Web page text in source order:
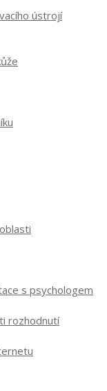
ústrojí
s psychologem
rozhodnutí